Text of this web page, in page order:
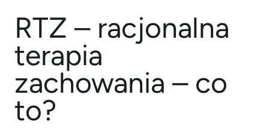
RTZ – racjonalna
terapia
zachowania – co
to?